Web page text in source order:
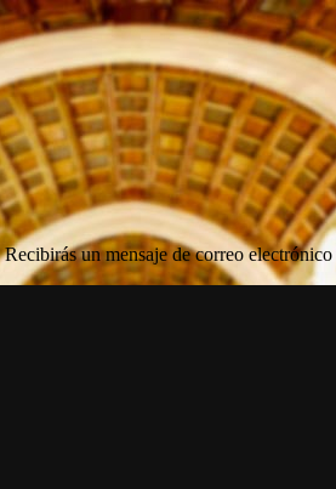
un mensaje de correo